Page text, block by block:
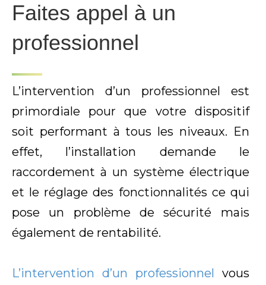
Faites appel à un
professionnel
L’intervention d’un professionnel est
primordiale pour que votre dispositif
soit performant à tous les niveaux. En
effet, l’installation demande le
raccordement à un système électrique
et le réglage des fonctionnalités ce qui
pose un problème de sécurité mais
également de rentabilité.
L’intervention d’un professionnel vous